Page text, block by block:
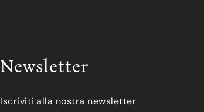
Newsletter
Iscriviti alla nostra newsletter